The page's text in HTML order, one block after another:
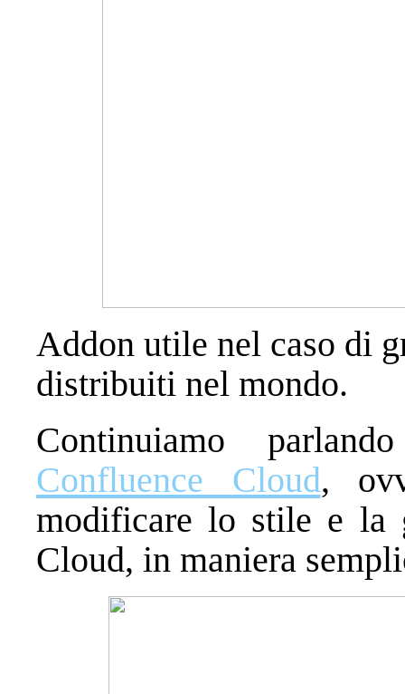
Addon utile nel caso di
distribuiti nel mondo.
Continuiamo
Confluence Cloud,
modificare lo stile e la
Cloud, in maniera